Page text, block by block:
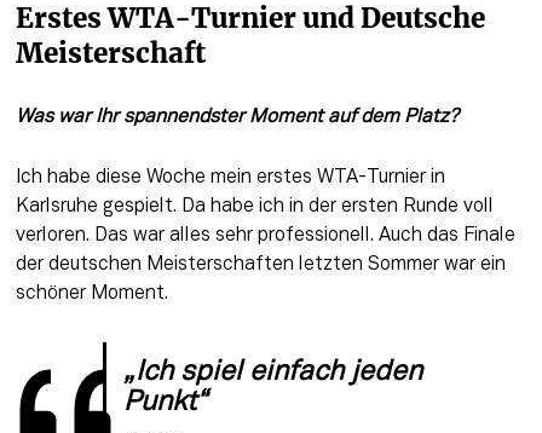
Erstes WTA-Turnier und Deutsche
Meisterschaft
Was war Ihr spannendster Moment auf dem Platz?
Ich habe diese Woche mein erstes WTA-Turnier in
Karlsruhe gespielt. Da habe ich in der ersten Runde voll
verloren. Das war alles sehr professionell. Auch das Finale
der deutschen Meisterschaften letzten Sommer war ein
schöner Moment.
„Ich spiel einfach jeden
Punkt“